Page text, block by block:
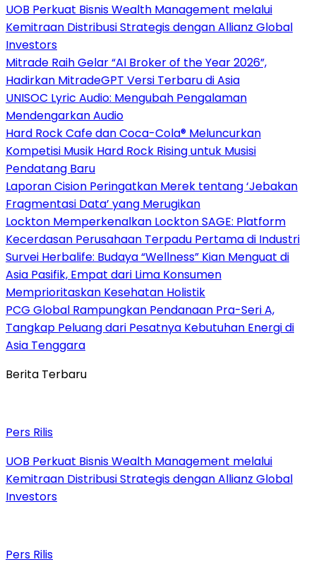
UOB Perkuat Bisnis Wealth Management melalui
Kemitraan Distribusi Strategis dengan Allianz Global
Investors
Mitrade Raih Gelar “AI Broker of the Year 2026”,
Hadirkan MitradeGPT Versi Terbaru di Asia
UNISOC Lyric Audio: Mengubah Pengalaman
Mendengarkan Audio
Hard Rock Cafe dan Coca-Cola® Meluncurkan
Kompetisi Musik Hard Rock Rising untuk Musisi
Pendatang Baru
Laporan Cision Peringatkan Merek tentang ‘Jebakan
Fragmentasi Data’ yang Merugikan
Lockton Memperkenalkan Lockton SAGE: Platform
Kecerdasan Perusahaan Terpadu Pertama di Industri
Survei Herbalife: Budaya “Wellness” Kian Menguat di
Asia Pasifik, Empat dari Lima Konsumen
Memprioritaskan Kesehatan Holistik
PCG Global Rampungkan Pendanaan Pra-Seri A,
Tangkap Peluang dari Pesatnya Kebutuhan Energi di
Asia Tenggara
Berita Terbaru
Pers Rilis
UOB Perkuat Bisnis Wealth Management melalui
Kemitraan Distribusi Strategis dengan Allianz Global
Investors
Pers Rilis